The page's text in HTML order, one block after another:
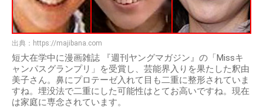
出典： https://majibana.com
短大在学中に漫画雑誌 『週刊ヤングマガジン』の「Missキ
ャンパスグランプリ」を受賞し、芸能界入りを果たした釈由
美子さん。鼻にプロテーゼ入れて目も二重に整形されていま
すね。埋没法で二重にした可能性はとてお高いですね。現在
は家庭に専念されています。